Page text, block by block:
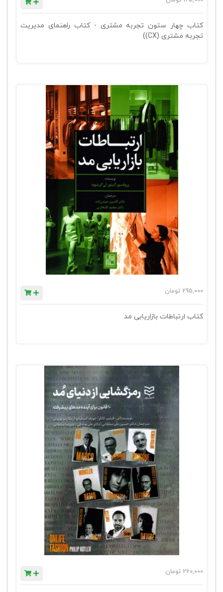
کتاب چهار ستون تجربه مشتری - کتاب راهنمای مدیریت
تجربه مشتری (CX))
295,000 تومان
کتاب ارتباطات بازاریابی مد
260,000 تومان